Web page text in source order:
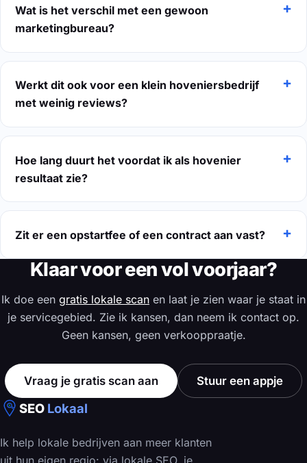
Wat is het verschil met een gewoon
marketingbureau?
Werkt dit ook voor een klein hoveniersbedrijf
met weinig reviews?
Hoe lang duurt het voordat ik als hovenier
resultaat zie?
Zit er een opstartfee of een contract aan vast?
Klaar voor een vol voorjaar?
Ik doe een gratis lokale scan en laat je zien waar je staat in
je servicegebied. Zie ik kansen, dan neem ik contact op.
Geen kansen, geen verkooppraatje.
Vraag je gratis scan aan Stuur een appje
SEO Lokaal
Ik help lokale bedrijven aan meer klanten
uit hun eigen regio: via lokale SEO, je